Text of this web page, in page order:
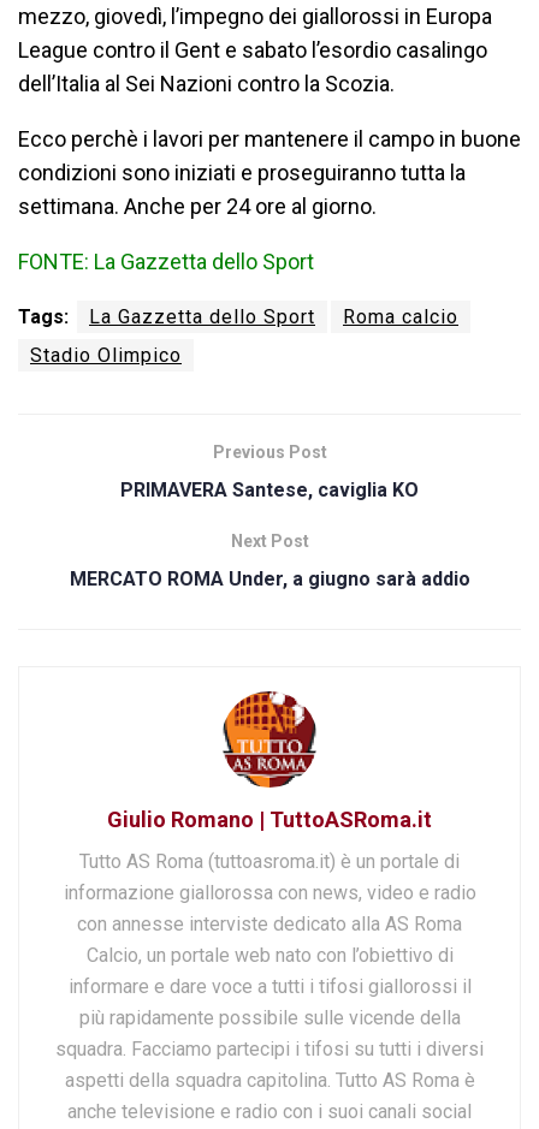
mezzo, giovedì, l’impegno dei giallorossi in Europa
League contro il Gent e sabato l’esordio casalingo
dell’Italia al Sei Nazioni contro la Scozia.
Ecco perchè i lavori per mantenere il campo in buone
condizioni sono iniziati e proseguiranno tutta la
settimana. Anche per 24 ore al giorno.
FONTE: La Gazzetta dello Sport
Tags: La Gazzetta dello Sport
Roma calcio
Stadio Olimpico
Previous Post
PRIMAVERA Santese, caviglia KO
Next Post
MERCATO ROMA Under, a giugno sarà addio
Giulio Romano | TuttoASRoma.it
Tutto AS Roma (tuttoasroma.it) è un portale di
informazione giallorossa con news, video e radio
con annesse interviste dedicato alla AS Roma
Calcio, un portale web nato con l’obiettivo di
informare e dare voce a tutti i tifosi giallorossi il
più rapidamente possibile sulle vicende della
squadra. Facciamo partecipi i tifosi su tutti i diversi
aspetti della squadra capitolina. Tutto AS Roma è
anche televisione e radio con i suoi canali social